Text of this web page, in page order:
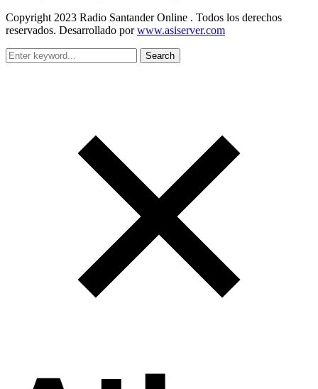
Copyright 2023 Radio Santander Online . Todos los derechos
reservados. Desarrollado porwww.asiserver.com
Search